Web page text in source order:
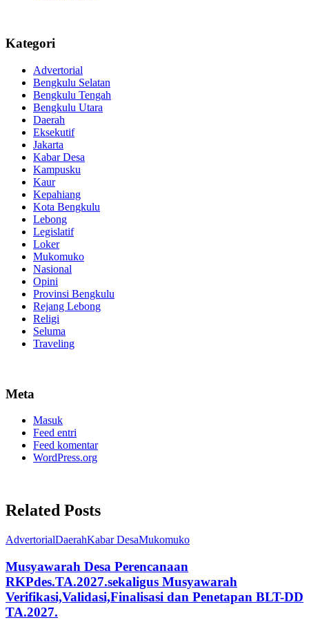
Kategori
Advertorial
Bengkulu Selatan
Bengkulu Tengah
Bengkulu Utara
Daerah
Eksekutif
Jakarta
Kabar Desa
Kampusku
Kaur
Kepahiang
Kota Bengkulu
Lebong
Legislatif
Loker
Mukomuko
Nasional
Opini
Provinsi Bengkulu
Rejang Lebong
Religi
Seluma
Traveling
Meta
Masuk
Feed entri
Feed komentar
WordPress.org
Related Posts
AdvertorialDaerahKabar DesaMukomuko
Musyawarah Desa Perencanaan
RKPdes.TA.2027.sekaligus Musyawarah
Verifikasi,Validasi,Finalisasi dan Penetapan BLT-DD
TA.2027.